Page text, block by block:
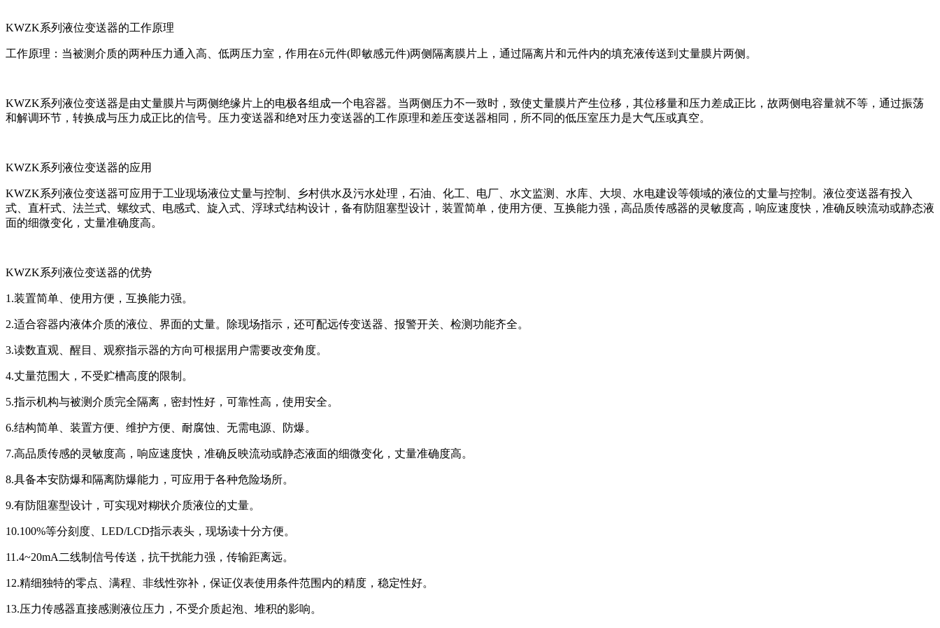
KWZK系列 液位变送器的工作原理
工作原理：当被测介质的两种压力通入高、低两压力室，作用在δ元件(即敏感元件)两侧隔离膜片上，通过隔离片和元件内的填充液传送到丈量膜片两侧。
KWZK系列 液位变送器是由丈量膜片与两侧绝缘片上的电极各组成一个电容器。当两侧压力不一致时，致使丈量膜片产生位移，其位移量和压力差成正比，故两侧电容量就不等，通过振荡
和解调环节，转换成与压力成正比的信号。压力变送器和绝对压力变送器的工作原理和差压变送器相同，所不同的低压室压力是大气压或真空。
KWZK系列 液位变送器的应用
KWZK系列 液位变送器可应用于工业现场液位丈量与控制、乡村供水及污水处理，石油、化工、电厂、水文监测、水库、大坝、水电建设等领域的液位的丈量与控制。液位变送器有投入
式、直杆式、法兰式、螺纹式、电感式、旋入式、浮球式结构设计，备有防阻塞型设计，装置简单，使用方便、互换能力强，高品质传感器的灵敏度高，响应速度快，准确反映流动或静态液
面的细微变化，丈量准确度高。
KWZK系列 液位变送器的优势
1.装置简单、使用方便，互换能力强。
2.适合容器内液体介质的液位、界面的丈量。除现场指示，还可配远传变送器、报警开关、检测功能齐全。
3.读数直观、醒目、观察指示器的方向可根据用户需要改变角度。
4.丈量范围大，不受贮槽高度的限制。
5.指示机构与被测介质完全隔离，密封性好，可靠性高，使用安全。
6.结构简单、装置方便、维护方便、耐腐蚀、无需电源、防爆。
7.高品质传感的灵敏度高，响应速度快，准确反映流动或静态液面的细微变化，丈量准确度高。
8.具备本安防爆和隔离防爆能力，可应用于各种危险场所。
9.有防阻塞型设计，可实现对糊状介质液位的丈量。
10.100%等分刻度、LED/LCD指示表头，现场读十分方便。
11.4~20mA二线制信号传送，抗干扰能力强，传输距离远。
12.精细独特的零点、满程、非线性弥补，保证仪表使用条件范围内的精度，稳定性好。
13.压力传感器直接感测液位压力，不受介质起泡、堆积的影响。